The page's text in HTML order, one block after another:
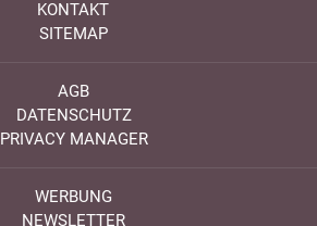
KONTAKT
SITEMAP
AGB
DATENSCHUTZ
PRIVACY MANAGER
WERBUNG
NEWSLETTER